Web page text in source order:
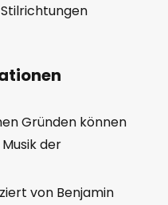
Gründen können
der
von Benjamin